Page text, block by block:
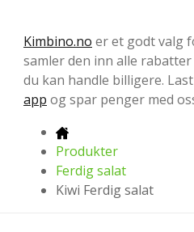
Kimbino.no er et godt valg
samler den inn alle
du kan handle billigere.
app og spar penger med
Produkter
Ferdig salat
Kiwi Ferdig salat